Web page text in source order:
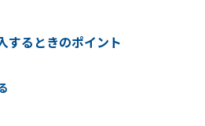
するときのポイント